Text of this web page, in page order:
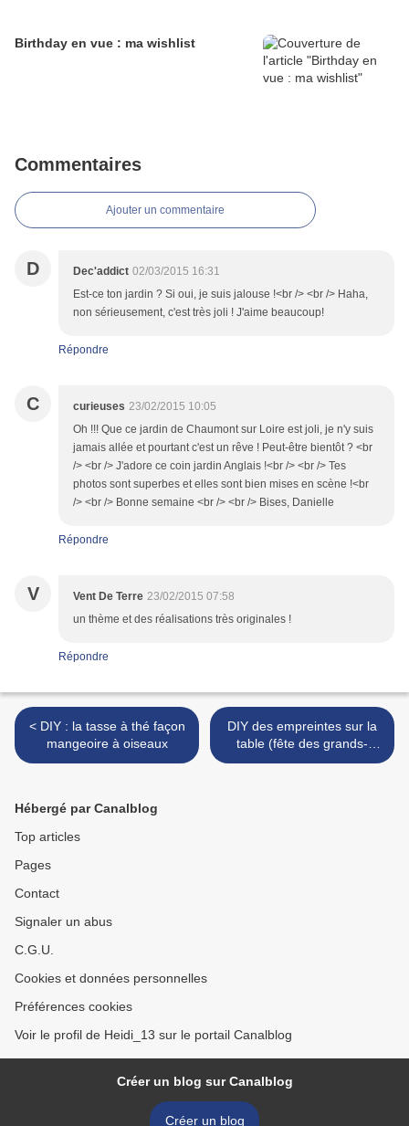
Birthday en vue : ma wishlist
Commentaires
Ajouter un commentaire
D Dec'addict 02/03/2015 16:31
Est-ce ton jardin ? Si oui, je suis jalouse !<br /> <br /> Haha,
non sérieusement, c'est très joli ! J'aime beaucoup!
Répondre
C curieuses 23/02/2015 10:05
Oh !!! Que ce jardin de Chaumont sur Loire est joli, je n'y suis
jamais allée et pourtant c'est un rêve ! Peut-être bientôt ? <br
/> <br /> J'adore ce coin jardin Anglais !<br /> <br /> Tes
photos sont superbes et elles sont bien mises en scène !<br
/> <br /> Bonne semaine <br /> <br /> Bises, Danielle
Répondre
V Vent De Terre 23/02/2015 07:58
un thème et des réalisations très originales !
Répondre
< DIY : la tasse à thé façon
mangeoire à oiseaux
DIY des empreintes sur la
table (fête des grands-
mères) >
Hébergé par Canalblog
Top articles
Pages
Contact
Signaler un abus
C.G.U.
Cookies et données personnelles
Préférences cookies
Voir le profil de Heidi_13 sur le portail Canalblog
Créer un blog sur Canalblog
Créer un blog